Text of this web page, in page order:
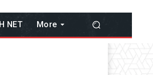
ΝΕΤ More